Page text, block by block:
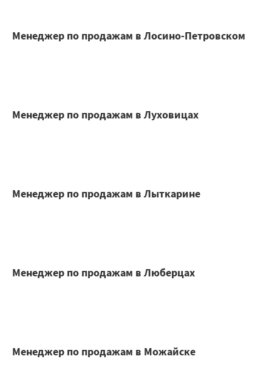
Менеджер по продажам в Лосино-Петровском
Менеджер по продажам в Луховицах
Менеджер по продажам в Лыткарине
Менеджер по продажам в Люберцах
Менеджер по продажам в Можайске